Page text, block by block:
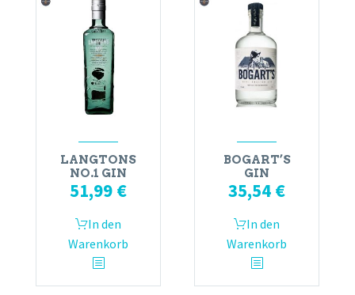
LANGTONS
NO.1 GIN
51,99 €
In den
Warenkorb
BOGART’S
GIN
35,54 €
In den
Warenkorb